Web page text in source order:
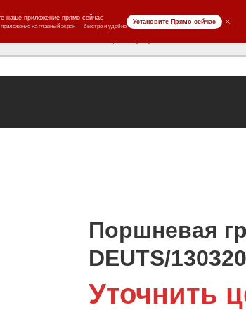
Поршневая
DEUTS/
Уточнить